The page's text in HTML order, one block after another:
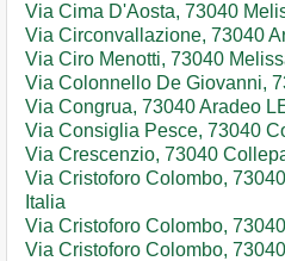
Via Cima D'Aosta, 73040
Via Circonvallazione, 73040
Via Ciro Menotti, 73040
Via Colonnello De Giovanni,
Via Congrua, 73040 Aradeo
Via Consiglia Pesce, 73040
Via Crescenzio, 73040
Via Cristoforo Colombo,
Italia
Via Cristoforo Colombo,
Via Cristoforo Colombo,